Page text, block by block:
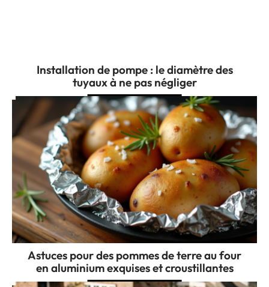
Installation de pompe : le diamètre des
tuyaux à ne pas négliger
Astuces pour des pommes de terre au four
en aluminium exquises et croustillantes